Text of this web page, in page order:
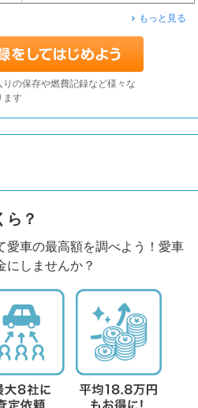
もっと見る
の保存や燃費記録など様々な
ます
ら？
愛車の最高額を調べよう！愛車
にしませんか？